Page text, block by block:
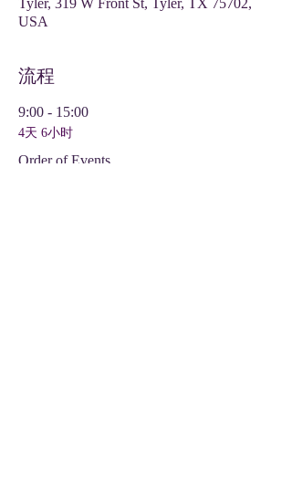
Tyler, 319 W Front St, Tyler, TX 75702,
USA
流程
9:00 - 15:00
4天 6小时
Order of Events